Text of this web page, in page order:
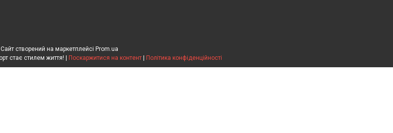
Сайт створений на маркетплейсі Prom.ua
Поскаржитися на контент Політика конфіденційності